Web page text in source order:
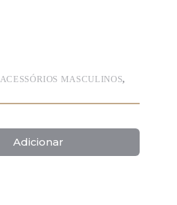
ACESSÓRIOS MASCULINOS,
Adicionar